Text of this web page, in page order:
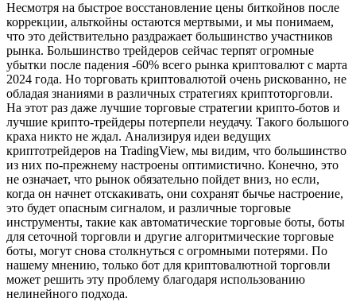
Несмотря на быстрое восстановление цены биткойнов после
коррекции, альткойны остаются мертвыми, и мы понимаем,
что это действительно раздражает большинство участников
рынка. Большинство трейдеров сейчас терпят огромные
убытки после падения -60% всего рынка криптовалют с марта
2024 года. Но торговать криптовалютой очень рискованно, не
обладая знаниями в различных стратегиях криптоторговли.
На этот раз даже лучшие торговые стратегии крипто-ботов и
лучшие крипто-трейдеры потерпели неудачу. Такого большого
краха никто не ждал. Анализируя идеи ведущих
криптотрейдеров на TradingView, мы видим, что большинство
из них по-прежнему настроены оптимистично. Конечно, это
не означает, что рынок обязательно пойдет вниз, но если,
когда он начнет отскакивать, они сохранят бычье настроение,
это будет опасным сигналом, и различные торговые
инструменты, такие как автоматические торговые боты, боты
для сеточной торговли и другие алгоритмические торговые
боты, могут снова столкнуться с огромными потерями. По
нашему мнению, только бот для криптовалютной торговли
может решить эту проблему благодаря использованию
нелинейного подхода.